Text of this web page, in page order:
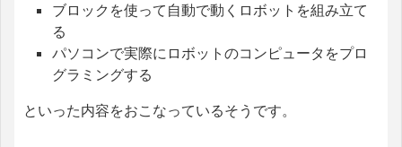
ブロックを使って自動で動くロボットを組み立て
る
パソコンで実際にロボットのコンピュータをプロ
グラミングする
といった内容をおこなっているそうです。